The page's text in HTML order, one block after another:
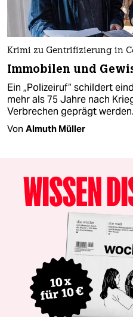
Krimi zu Gentrifizierung in
Immobilen und
Ein „Polizeiruf“ schildert
mehr als 75 Jahre nach
Verbrechen geprägt werden.
Von Almuth Müller